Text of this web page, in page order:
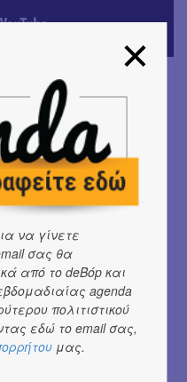
καλή! Ισπανικός
δικτατορίας, η χώρα
πληγές της από τις
έφηβων κοριτσιών
κοντά δύο παντελώς
του τμήματος
από τη Μαδρίτη για να
παρελθόν τους στη σκιά
να γίνετε
σας θα
από το deBόp και
agenda
πολιτιστικού
εδώ το email σας,
μας.